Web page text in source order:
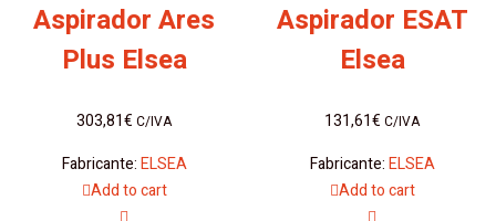
Aspirador Ares
Plus Elsea
303,81€ C/IVA
Fabricante:ELSEA
Add to cart
Aspirador ESAT
Elsea
131,61€ C/IVA
Fabricante:ELSEA
Add to cart